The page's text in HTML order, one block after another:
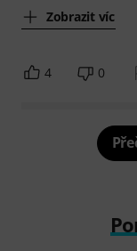
Zobrazit víc
4 0